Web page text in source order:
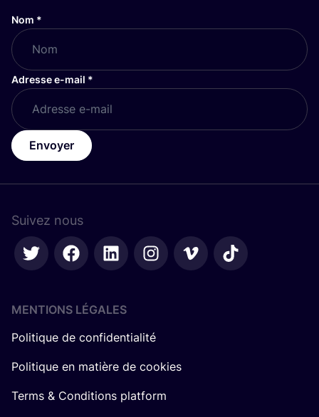
Nom *
Adresse e-mail *
Envoyer
Suivez nous
MENTIONS LÉGALES
Politique de confidentialité
Politique en matière de cookies
Terms & Conditions platform